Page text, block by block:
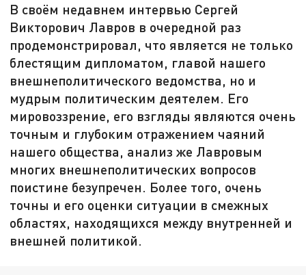
В своём недавнем интервью Сергей
Викторович Лавров в очередной раз
продемонстрировал, что является не только
блестящим дипломатом, главой нашего
внешнеполитического ведомства, но и
мудрым политическим деятелем. Его
мировоззрение, его взгляды являются очень
точным и глубоким отражением чаяний
нашего общества, анализ же Лавровым
многих внешнеполитических вопросов
поистине безупречен. Более того, очень
точны и его оценки ситуации в смежных
областях, находящихся между внутренней и
внешней политикой.